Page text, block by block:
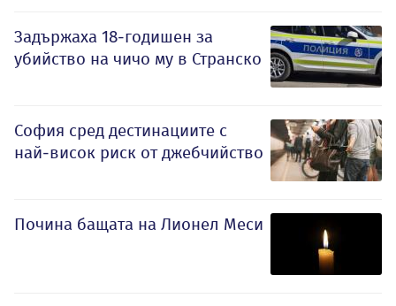
Задържаха 18-годишен за
убийство на чичо му в Странско
София сред дестинациите с
най-висок риск от джебчийство
Почина бащата на Лионел Меси